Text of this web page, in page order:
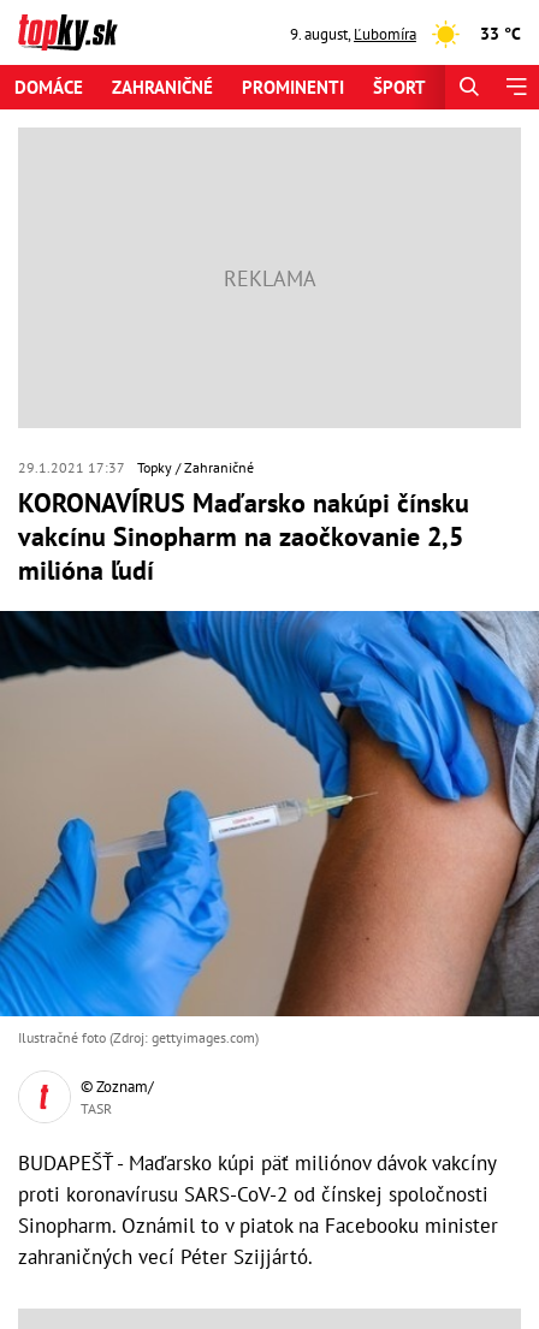
9. august,Ľubomíra 33 °C
DOMÁCE ZAHRANIČNÉ PROMINENTI ŠPORT
29.1.2021 17:37 Topky Zahraničné
KORONAVÍRUS Maďarsko nakúpi čínsku
vakcínu Sinopharm na zaočkovanie 2,5
milióna ľudí
Ilustračné foto (Zdroj: gettyimages.com)
© Zoznam/
TASR
BUDAPEŠŤ - Maďarsko kúpi päť miliónov dávok vakcíny
proti koronavírusu SARS-CoV-2 od čínskej spoločnosti
Sinopharm. Oznámil to v piatok na Facebooku minister
zahraničných vecí Péter Szijjártó.